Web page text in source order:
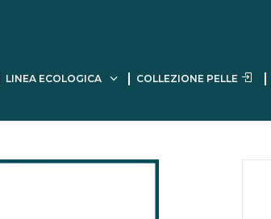
LINEA ECOLOGICA COLLEZIONE PELLE